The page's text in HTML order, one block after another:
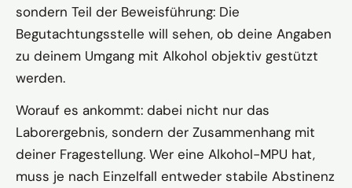
sondern Teil der Beweisführung: Die
Begutachtungsstelle will sehen, ob deine Angaben
zu deinem Umgang mit Alkohol objektiv gestützt
werden.
Worauf es ankommt: dabei nicht nur das
Laborergebnis, sondern der Zusammenhang mit
deiner Fragestellung. Wer eine Alkohol-MPU hat,
muss je nach Einzelfall entweder stabile Abstinenz